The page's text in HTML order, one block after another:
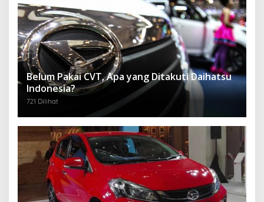
Belum Pakai CVT, Apa yang Ditakuti Daihatsu
Indonesia?
721 Dilihat